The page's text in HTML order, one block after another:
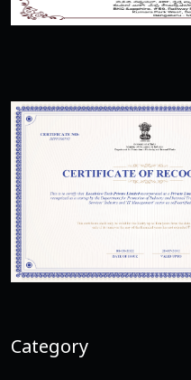
Category